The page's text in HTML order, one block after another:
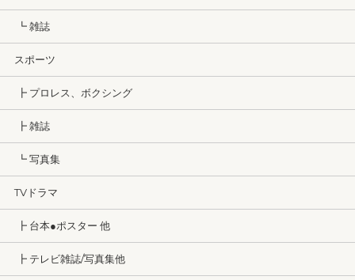
┗ 雑誌
スポーツ
┣ プロレス、ボクシング
┣ 雑誌
┗ 写真集
TVドラマ
┣ 台本●ポスター 他
┣ テレビ雑誌/写真集他